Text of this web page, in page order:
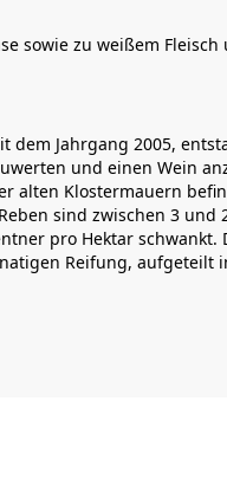
sowie zu weißem
dem Jahrgang 2005,
und einen Wein
alten Klostermauern
sind zwischen 3
pro Hektar
Reifung, aufgeteilt